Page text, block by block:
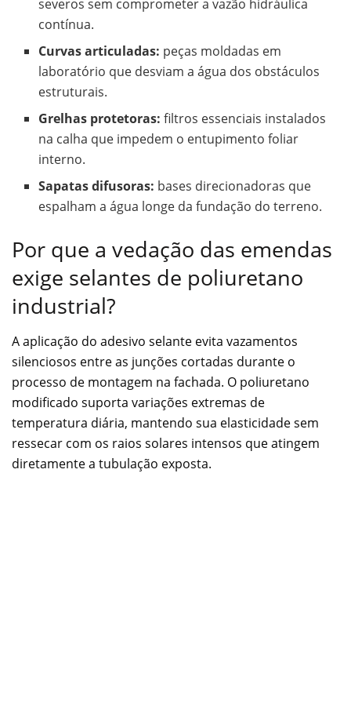
severos sem comprometer a vazão hidráulica
contínua.
Curvas articuladas: peças moldadas em
laboratório que desviam a água dos obstáculos
estruturais.
Grelhas protetoras: filtros essenciais instalados
na calha que impedem o entupimento foliar
interno.
Sapatas difusoras: bases direcionadoras que
espalham a água longe da fundação do terreno.
Por que a vedação das emendas
exige selantes de poliuretano
industrial?
A aplicação do adesivo selante evita vazamentos
silenciosos entre as junções cortadas durante o
processo de montagem na fachada. O poliuretano
modificado suporta variações extremas de
temperatura diária, mantendo sua elasticidade sem
ressecar com os raios solares intensos que atingem
diretamente a tubulação exposta.